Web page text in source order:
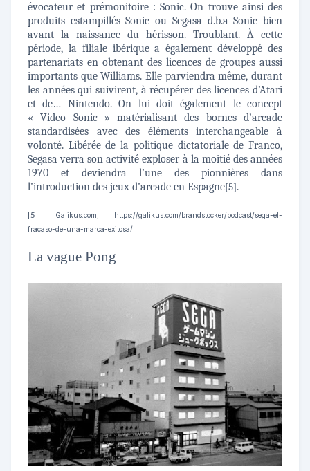
évocateur et prémonitoire : Sonic. On trouve ainsi des
produits estampillés Sonic ou Segasa d.b.a Sonic bien
avant la naissance du hérisson. Troublant. À cette
période, la filiale ibérique a également développé des
partenariats en obtenant des licences de groupes aussi
importants que Williams. Elle parviendra même, durant
les années qui suivirent, à récupérer des licences d’Atari
et de… Nintendo. On lui doit également le concept
« Video Sonic » matérialisant des bornes d’arcade
standardisées avec des éléments interchangeable à
volonté. Libérée de la politique dictatoriale de Franco,
Segasa verra son activité exploser à la moitié des années
1970 et deviendra l’une des pionnières dans
l’introduction des jeux d’arcade en Espagne[5].
[5]
Galikus.com, https://galikus.com/brandstocker/podcast/sega-el-
fracaso-de-una-marca-exitosa/
La vague Pong